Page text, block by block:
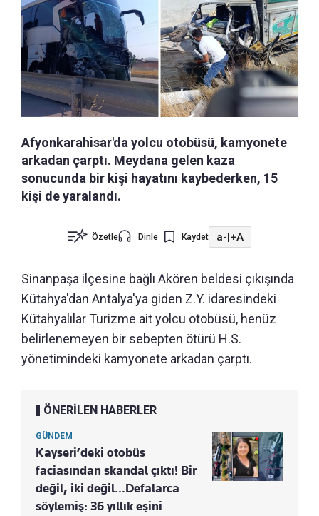
Afyonkarahisar'da yolcu otobüsü, kamyonete
arkadan çarptı. Meydana gelen kaza
sonucunda bir kişi hayatını kaybederken, 15
kişi de yaralandı.
Özetle Dinle Kaydet a-|+A
Sinanpaşa ilçesine bağlı Akören beldesi çıkışında
Kütahya'dan Antalya'ya giden Z.Y. idaresindeki
Kütahyalılar Turizme ait yolcu otobüsü, henüz
belirlenemeyen bir sebepten ötürü H.S.
yönetimindeki kamyonete arkadan çarptı.
ÖNERİLEN HABERLER
GÜNDEM
Kayseri’deki otobüs
faciasından skandal çıktı! Bir
değil, iki değil…Defalarca
söylemiş: 36 yıllık eşini